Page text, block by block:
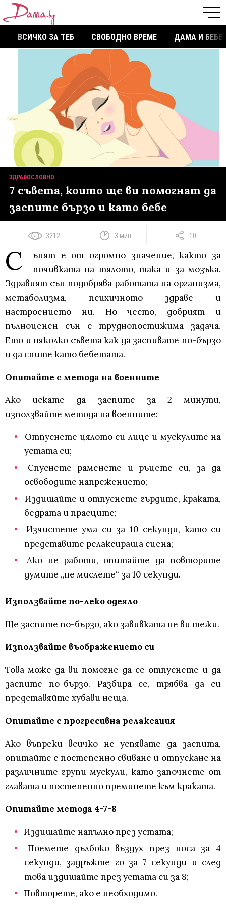
ВСИЧКО ЗА ТЕБ СВОБОДНО ВРЕМЕ ДАМА И БЕБЕ
ЗДРАВОСЛОВНО
7 съвета, които ще ви помогнат да
заспите бързо и като бебе
3212 3 мин 10
С
ънят е от огромно значение, както за
почивката на тялото, така и за мозъка.
Здравият сън подобрява работата на организма,
метаболизма, психичното здраве и
настроението ни. Но често, добрият и
пълноценен сън е труднопостижима задача.
Ето и няколко съвета как да заспивате по-бързо
и да спите като бебетата.
Опитайте с метода на военните
Ако искате да заспите за 2 минути,
използвайте метода на военните:
Отпуснете цялото си лице и мускулите на
устата си;
Спуснете раменете и ръцете си, за да
освободите напрежението;
Издишайте и отпуснете гърдите, краката,
бедрата и прасците;
Изчистете ума си за 10 секунди, като си
представите релаксираща сцена;
Ако не работи, опитайте да повторите
думите „не мислете“ за 10 секунди.
Използвайте по-леко одеяло
Ще заспите по-бързо, ако завивката не ви тежи.
Използвайте въображението си
Това може да ви помогне да се отпуснете и да
заспите по-бързо. Разбира се, трябва да си
представяйте хубави неща.
Опитайте с прогресивна релаксация
Ако въпреки всичко не успявате да заспита,
опитайте с постепенно свиване и отпускане на
различните групи мускули, като започнете от
главата и постепенно преминете към краката.
Опитайте метода 4-7-8
Издишайте напълно през устата;
Поемете дълбоко въздух през носа за 4
секунди, задръжте го за 7 секунди и след
това издишайте през устата си за 8;
Повторете, ако е необходимо.